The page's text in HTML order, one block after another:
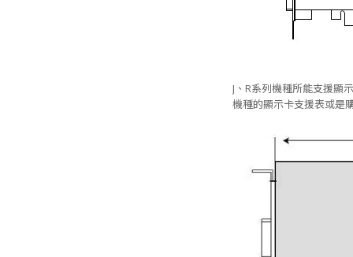
J、R系列機種所能支援顯
機種的顯示卡支援表或是